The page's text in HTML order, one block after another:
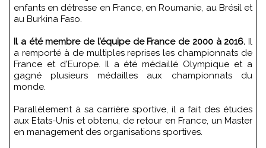
enfants en détresse en France, en Roumanie, au Brésil et
au Burkina Faso.
Il a été membre de l’équipe de France de 2000 à 2016. Il
a remporté à de multiples reprises les championnats de
France et d'Europe. Il a été médaillé Olympique et a
gagné plusieurs médailles aux championnats du
monde.
Parallèlement à sa carrière sportive, il a fait des études
aux Etats-Unis et obtenu, de retour en France, un Master
en management des organisations sportives.